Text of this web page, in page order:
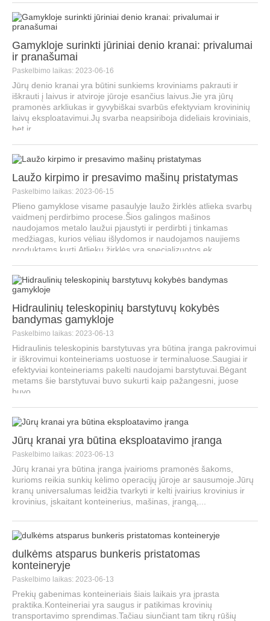
Gamykloje surinkti jūriniai denio kranai: privalumai
ir pranašumai
Paskelbimo laikas: 2023-06-16
Jūrų denio kranai yra būtini sunkiems kroviniams pakrauti ir
iškrauti į laivus ir atviroje jūroje esančius laivus.Jie yra jūrų
pramonės arkliukas ir gyvybiškai svarbūs efektyviam krovininių
laivų eksploatavimui.Jų svarba neapsiriboja dideliais kroviniais,
bet ir...
Laužo kirpimo ir presavimo mašinų pristatymas
Paskelbimo laikas: 2023-06-15
Plieno gamyklose visame pasaulyje laužo žirklės atlieka svarbų
vaidmenį perdirbimo procese.Šios galingos mašinos
naudojamos metalo laužui pjaustyti ir perdirbti į tinkamas
medžiagas, kurios vėliau išlydomos ir naudojamos naujiems
produktams kurti.Atliekų žirklės yra specializuotos ek...
Hidraulinių teleskopinių barstytuvų kokybės
bandymas gamykloje
Paskelbimo laikas: 2023-06-13
Hidraulinis teleskopinis barstytuvas yra būtina įranga pakrovimui
ir iškrovimui konteineriams uostuose ir terminaluose.Saugiai ir
efektyviai konteineriams pakelti naudojami barstytuvai.Bėgant
metams šie barstytuvai buvo sukurti kaip pažangesni, juose
buvo...
Jūrų kranai yra būtina eksploatavimo įranga
Paskelbimo laikas: 2023-06-13
Jūrų kranai yra būtina įranga įvairioms pramonės šakoms,
kurioms reikia sunkių kėlimo operacijų jūroje ar sausumoje.Jūrų
kranų universalumas leidžia tvarkyti ir kelti įvairius krovinius ir
krovinius, įskaitant konteinerius, mašinas, įrangą,...
dulkėms atsparus bunkeris pristatomas
konteineryje
Paskelbimo laikas: 2023-06-13
Prekių gabenimas konteineriais šiais laikais yra įprasta
praktika.Konteineriai yra saugus ir patikimas krovinių
transportavimo sprendimas.Tačiau siunčiant tam tikrų rūšių